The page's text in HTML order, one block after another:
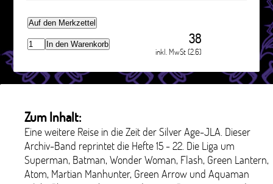
Auf den Merkzettel
In den Warenkorb 38
inkl. MwSt (2.6)
Zum Inhalt:
Eine weitere Reise in die Zeit der Silver Age-JLA. Dieser
Archiv-Band reprintet die Hefte 15 - 22. Die Liga um
Superman, Batman, Wonder Woman, Flash, Green Lantern,
Atom, Martian Manhunter, Green Arrow und Aquaman